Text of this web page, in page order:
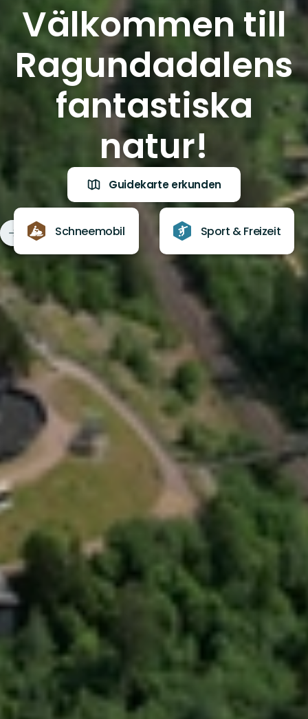
Välkommen till
Ragundadalens
fantastiska
natur!
Guidekarte erkunden
Schneemobil Sport & Freizeit